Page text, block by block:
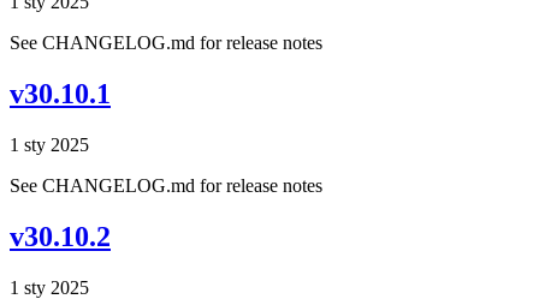
See CHANGELOG.md for release notes
v30.10.1
1 sty 2025
See CHANGELOG.md for release notes
v30.10.2
1 sty 2025